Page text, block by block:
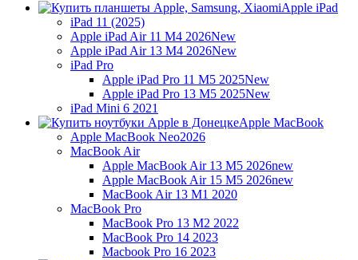
Apple iPad
iPad 11 (2025)
Apple iPad Air 11 M4 2026New
Apple iPad Air 13 M4 2026New
iPad Pro
Apple iPad Pro 11 M5 2025New
Apple iPad Pro 13 M5 2025New
iPad Mini 6 2021
Apple MacBook
Apple MacBook Neo2026
MacBook Air
Apple MacBook Air 13 M5 2026new
Apple MacBook Air 15 M5 2026new
MacBook Air 13 M1 2020
MacBook Pro
MacBook Pro 13 M2 2022
MacBook Pro 14 2023
Macbook Pro 16 2023